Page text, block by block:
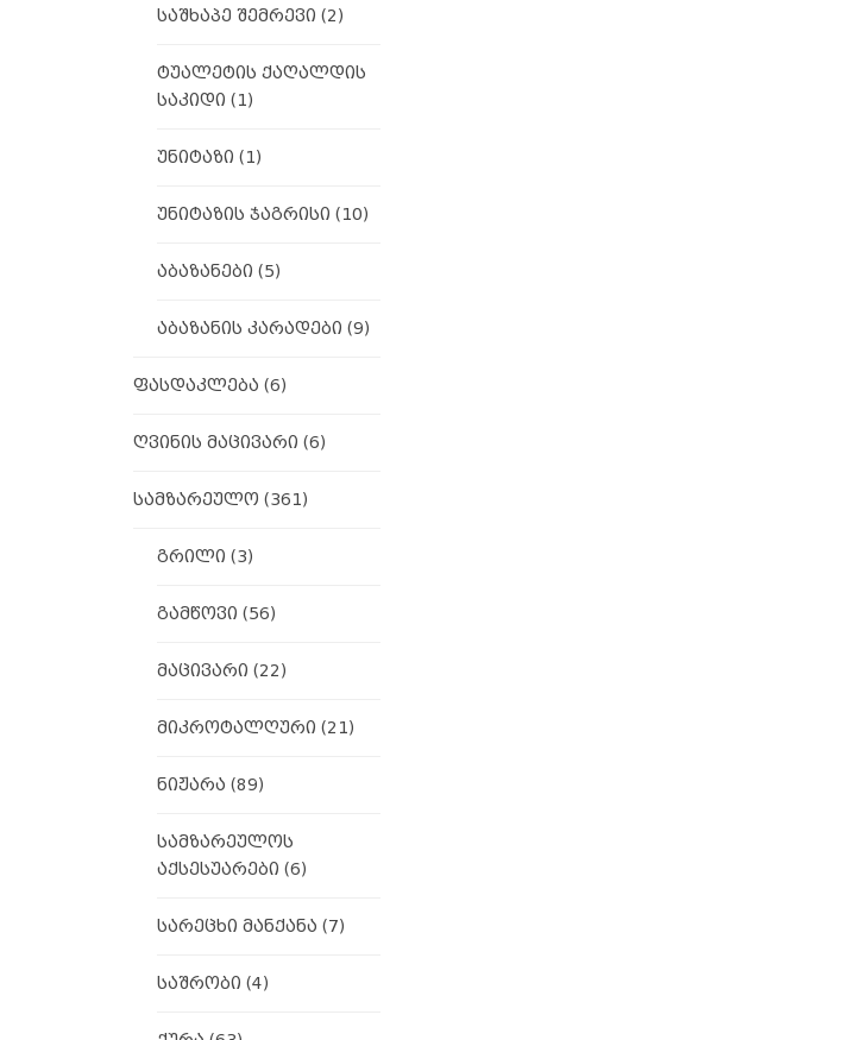
საშხაპე შემრევი (2)
ტუალეტის ქაღალდის
საკიდი (1)
უნიტაზი (1)
უნიტაზის ჯაგრისი (10)
აბაზანები (5)
აბაზანის კარადები (9)
ფასდაკლება (6)
ღვინის მაცივარი (6)
სამზარეულო (361)
გრილი (3)
გამწოვი (56)
მაცივარი (22)
მიკროტალღური (21)
ნიჟარა (89)
სამზარეულოს
აქსესუარები (6)
სარეცხი მანქანა (7)
საშრობი (4)